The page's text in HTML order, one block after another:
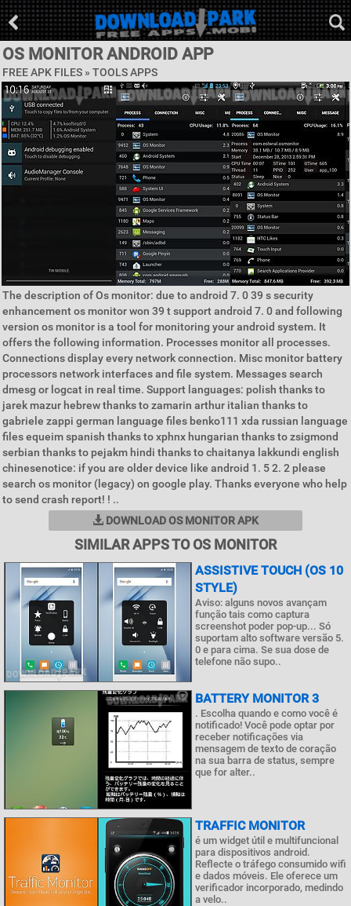
OS MONITOR ANDROID APP
FREE APK FILES » TOOLS APPS
The description of Os monitor: due to android 7. 0 39 s security
enhancement os monitor won 39 t support android 7. 0 and following
version os monitor is a tool for monitoring your android system. It
offers the following information. Processes monitor all processes.
Connections display every network connection. Misc monitor battery
processors network interfaces and file system. Messages search
dmesg or logcat in real time. Support languages: polish thanks to
jarek mazur hebrew thanks to zamarin arthur italian thanks to
gabriele zappi german language files benko111 xda russian language
files equeim spanish thanks to xphnx hungarian thanks to zsigmond
serbian thanks to pejakm hindi thanks to chaitanya lakkundi english
chinesenotice: if you are older device like android 1. 5 2. 2 please
search os monitor (legacy) on google play. Thanks everyone who help
to send crash report! ! ..
DOWNLOAD OS MONITOR APK
SIMILAR APPS TO OS MONITOR
ASSISTIVE TOUCH (OS 10
STYLE)
Aviso: alguns novos avançam
função tais como captura
screenshot poder pop-up... Só
suportam alto software versão 5.
0 e para cima. Se sua dose de
telefone não supo..
BATTERY MONITOR 3
. Escolha quando e como você é
notificado! Você pode optar por
receber notificações via
mensagem de texto de coração
na sua barra de status, sempre
que for alter..
TRAFFIC MONITOR
é um widget útil e multifuncional
para dispositivos android.
Reflecte o tráfego consumido wifi
e dados móveis. Ele oferece um
verificador incorporado, medindo
a velo..